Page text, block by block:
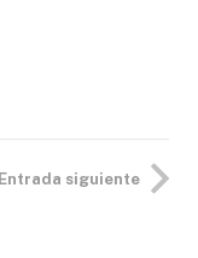
Entrada siguiente